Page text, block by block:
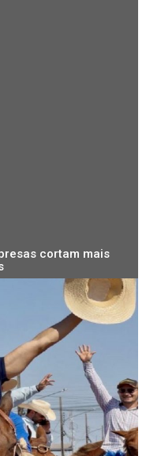
cortam mais